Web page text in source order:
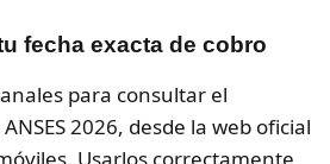
fecha exacta de cobro
para consultar el
2026, desde la web oficial